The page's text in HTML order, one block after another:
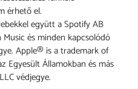
érhető el.
együtt a Spotify AB
és minden kapcsolódó
Apple® is a trademark of
Egyesült Államokban és más
védjegye.